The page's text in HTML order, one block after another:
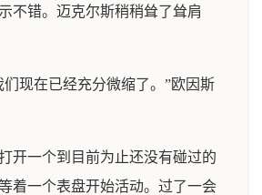
不错。迈克尔斯稍稍耸了耸肩
们现在已经充分微缩了。”欧因斯
开一个到目前为止还没有碰过的
着一个表盘开始活动。过了一会